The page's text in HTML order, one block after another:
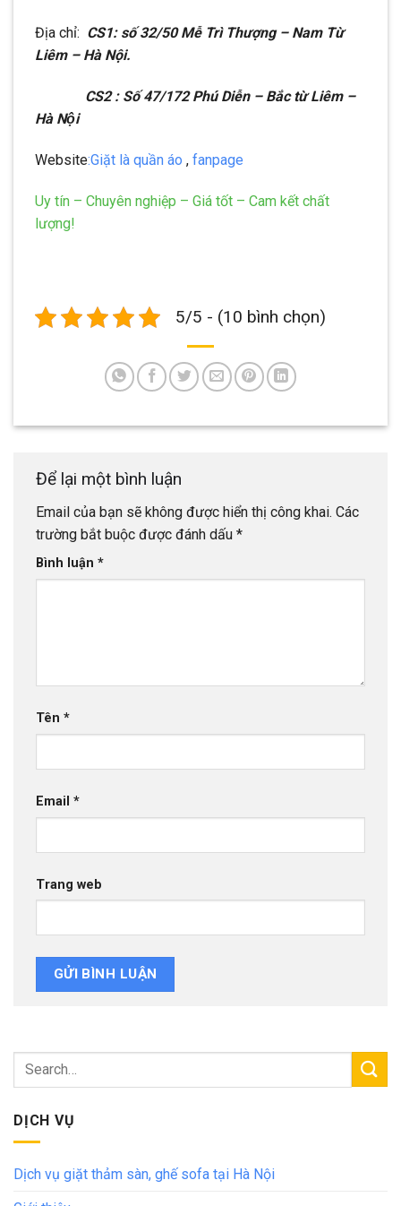
Địa chỉ: CS1: số 32/50 Mễ Trì Thượng – Nam Từ
Liêm – Hà Nội.
CS2 : Số 47/172 Phú Diễn – Bắc từ Liêm –
Hà Nội
Website:Giặt là quần áo , fanpage
Uy tín – Chuyên nghiệp – Giá tốt – Cam kết chất
lượng!
5/5 - (10 bình chọn)
Để lại một bình luận
Email của bạn sẽ không được hiển thị công khai. Các
trường bắt buộc được đánh dấu *
Bình luận *
Tên *
Email *
Trang web
DỊCH VỤ
Dịch vụ giặt thảm sàn, ghế sofa tại Hà Nội